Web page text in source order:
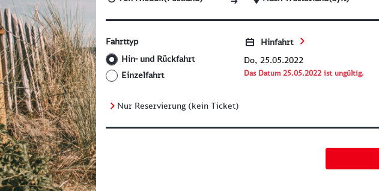
Fahrttyp
Hin- und Rückfahrt
Einzelfahrt
Hinfahrt
Do,
Das Datum 25.05.2022 ist ungültig.
Nur Reservierung (kein Ticket)